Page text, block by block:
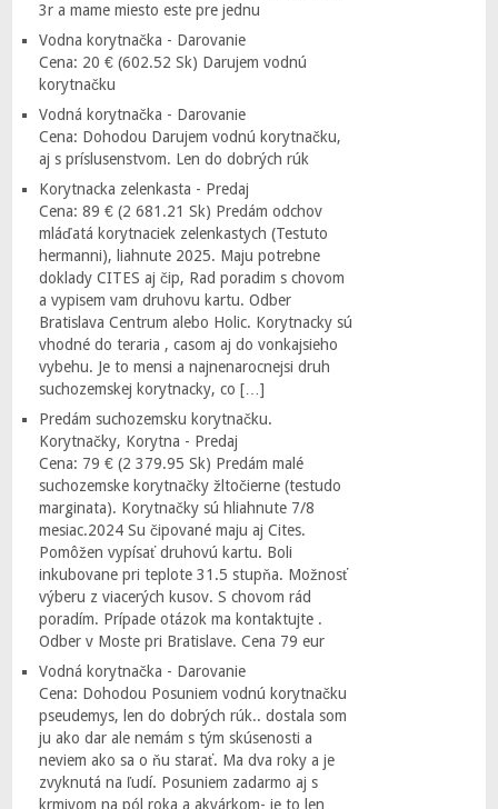
3r a mame miesto este pre jednu
Vodna korytnačka - Darovanie
Cena: 20 € (602.52 Sk) Darujem vodnú
korytnačku
Vodná korytnačka - Darovanie
Cena: Dohodou Darujem vodnú korytnačku,
aj s príslusenstvom. Len do dobrých rúk
Korytnacka zelenkasta - Predaj
Cena: 89 € (2 681.21 Sk) Predám odchov
mláďatá korytnaciek zelenkastych (Testuto
hermanni), liahnute 2025. Maju potrebne
doklady CITES aj čip, Rad poradim s chovom
a vypisem vam druhovu kartu. Odber
Bratislava Centrum alebo Holic. Korytnacky sú
vhodné do teraria , casom aj do vonkajsieho
vybehu. Je to mensi a najnenarocnejsi druh
suchozemskej korytnacky, co […]
Predám suchozemsku korytnačku.
Korytnačky, Korytna - Predaj
Cena: 79 € (2 379.95 Sk) Predám malé
suchozemske korytnačky žltočierne (testudo
marginata). Korytnačky sú hliahnute 7/8
mesiac.2024 Su čipované maju aj Cites.
Pomôžen vypísať druhovú kartu. Boli
inkubovane pri teplote 31.5 stupňa. Možnosť
výberu z viacerých kusov. S chovom rád
poradím. Prípade otázok ma kontaktujte .
Odber v Moste pri Bratislave. Cena 79 eur
Vodná korytnačka - Darovanie
Cena: Dohodou Posuniem vodnú korytnačku
pseudemys, len do dobrých rúk.. dostala som
ju ako dar ale nemám s tým skúsenosti a
neviem ako sa o ňu starať. Ma dva roky a je
zvyknutá na ľudí. Posuniem zadarmo aj s
krmivom na pól roka a akvárkom- je to len